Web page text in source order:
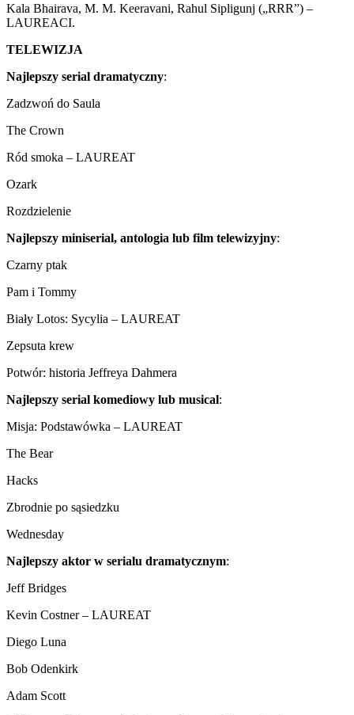
Kala Bhairava, M. M. Keeravani, Rahul Sipligunj („RRR”) –
LAUREACI.
TELEWIZJA
Najlepszy serial dramatyczny:
Zadzwoń do Saula
The Crown
Ród smoka – LAUREAT
Ozark
Rozdzielenie
Najlepszy miniserial, antologia lub film telewizyjny:
Czarny ptak
Pam i Tommy
Biały Lotos: Sycylia – LAUREAT
Zepsuta krew
Potwór: historia Jeffreya Dahmera
Najlepszy serial komediowy lub musical:
Misja: Podstawówka – LAUREAT
The Bear
Hacks
Zbrodnie po sąsiedzku
Wednesday
Najlepszy aktor w serialu dramatycznym:
Jeff Bridges
Kevin Costner – LAUREAT
Diego Luna
Bob Odenkirk
Adam Scott